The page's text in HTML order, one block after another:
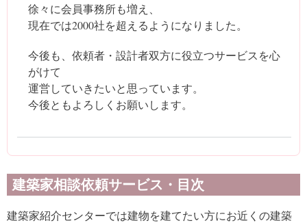
徐々に会員事務所も増え、
現在では2000社を超えるようになりました。
今後も、依頼者・設計者双方に役立つサービスを心
がけて
運営していきたいと思っています。
今後ともよろしくお願いします。
建築家相談依頼サービス・目次
建築家紹介センターでは建物を建てたい方にお近くの建築